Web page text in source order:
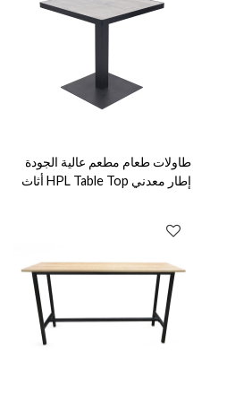
طاولات طعام مطعم عالية الجودة
إطار معدني HPL Table Top أثاث